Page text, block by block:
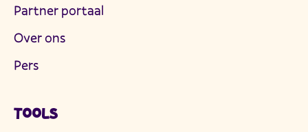
Partner portaal
Over ons
Pers
TOOLS